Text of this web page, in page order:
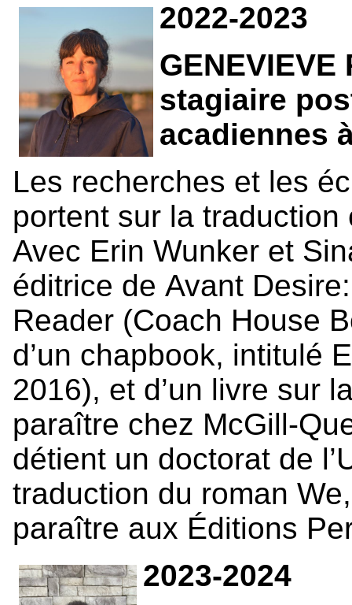
2022-2023
stagiaire
acadiennes
Les recherches et les
portent sur la
Avec Erin Wunker et
éditrice de Avant
Reader (Coach House
d’un chapbook, intitulé
2016), et d’un livre sur
paraître chez McGill-
détient un doctorat de
traduction du roman
paraître aux Éditions
2023-2024